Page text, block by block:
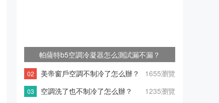
帕薩特b5空調冷凝器怎么測試漏不漏？
1655瀏覽
美帝窗戶空調不制冷了怎么辦？
1235瀏覽
空調洗了也不制冷了怎么辦？